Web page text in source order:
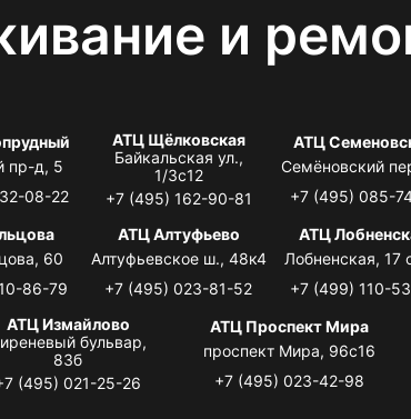
и
пр-д, 5
08-22
АТЦ Щёлковская
Байкальская ул.,
1/3с12
+7 (495) 162-90-81
АТЦ
Семёновский
+7 (495) 085-
60
86-79
АТЦ Алтуфьево
Алтуфьевское ш., 48к4
+7 (495) 023-81-52
АТЦ
Лобненская, 17
+7 (499) 110-
АТЦ Измайлово
бульвар,
83б
(495) 021-25-26
АТЦ Проспект Мира
проспект Мира, 96с16
+7 (495) 023-42-98